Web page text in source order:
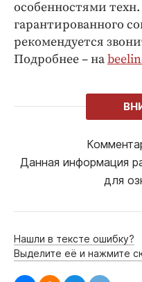
особенностями
гарантированного
рекомендуется
Подробнее – на
Данная информация
для
Нашли в тексте ошибку?
Выделите её и нажмите